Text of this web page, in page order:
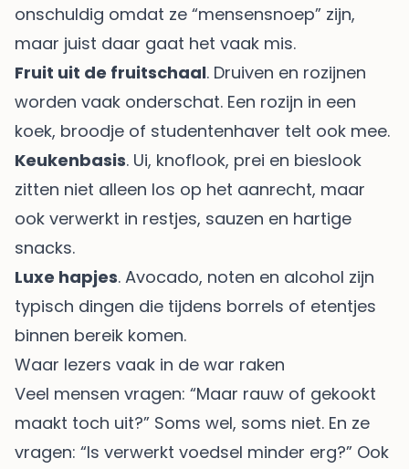
onschuldig omdat ze “mensensnoep” zijn,
maar juist daar gaat het vaak mis.
Fruit uit de fruitschaal. Druiven en rozijnen
worden vaak onderschat. Een rozijn in een
koek, broodje of studentenhaver telt ook mee.
Keukenbasis. Ui, knoflook, prei en bieslook
zitten niet alleen los op het aanrecht, maar
ook verwerkt in restjes, sauzen en hartige
snacks.
Luxe hapjes. Avocado, noten en alcohol zijn
typisch dingen die tijdens borrels of etentjes
binnen bereik komen.
Waar lezers vaak in de war raken
Veel mensen vragen: “Maar rauw of gekookt
maakt toch uit?” Soms wel, soms niet. En ze
vragen: “Is verwerkt voedsel minder erg?” Ook